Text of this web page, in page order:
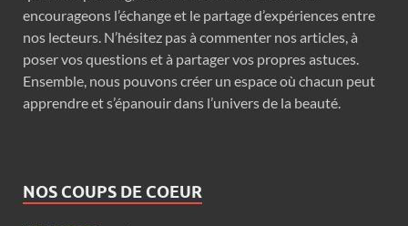
encourageons l’échange et le partage d’expériences entre
nos lecteurs. N’hésitez pas à commenter nos articles, à
poser vos questions et à partager vos propres astuces.
Ensemble, nous pouvons créer un espace où chacun peut
apprendre et s’épanouir dans l’univers de la beauté.
NOS COUPS DE COEUR